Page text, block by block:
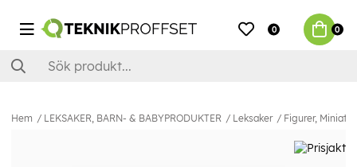
0 0
Hem LEKSAKER, BARN- & BABYPRODUKTER Leksaker Figurer,